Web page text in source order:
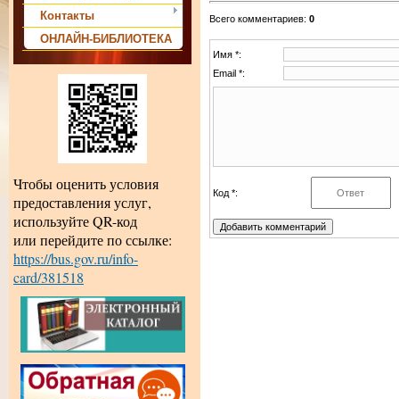
Контакты
ОНЛАЙН-БИБЛИОТЕКА
Чтобы оценить условия
предоставления услуг,
используйте QR-код
или перейдите по ссылке:
https://bus.gov.ru/info-
card/381518
Всего комментариев: 0
Имя *:
Email *:
Код *: